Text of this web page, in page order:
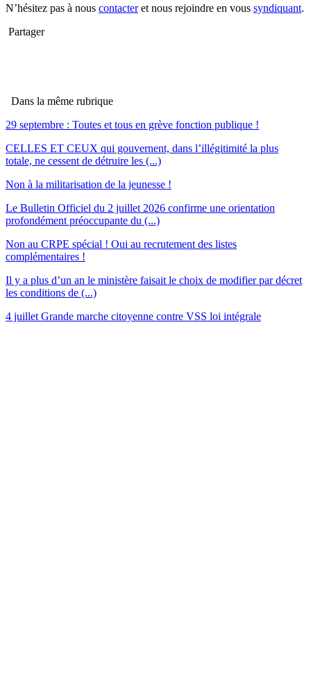
N’hésitez pas à nous contacteret nous rejoindre en vous syndiquant.
Partager
Dans la même rubrique
29 septembre : Toutes et tous en grève fonction publique !
CELLES ET CEUX qui gouvernent, dans l’illégitimité la plus
totale, ne cessent de détruire les (...)
Non à la militarisation de la jeunesse !
Le Bulletin Officiel du 2 juillet 2026 confirme une orientation
profondément préoccupante du (...)
Non au CRPE spécial ! Oui au recrutement des listes
complémentaires !
Il y a plus d’un an le ministère faisait le choix de modifier par décret
les conditions de (...)
4 juillet Grande marche citoyenne contre VSS loi intégrale